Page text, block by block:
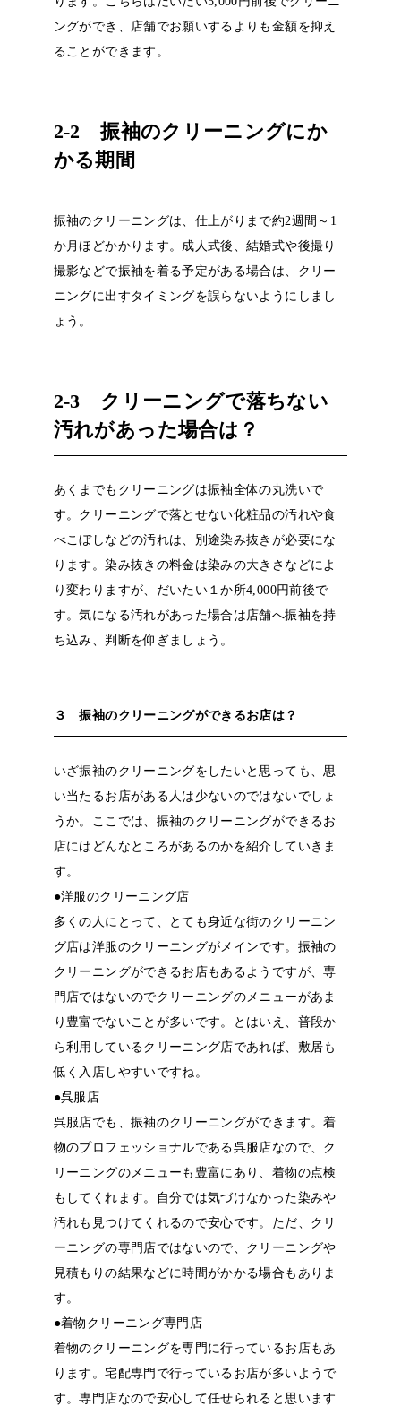
ングができ、店舗でお願いするよりも金額を抑え
ることができます。
2-2 振袖のクリーニングにか
かる期間
振袖のクリーニングは、仕上がりまで約2週間～ 1
か月ほどかかります。成人式後、結婚式や後撮り
撮影などで振袖を着る予定がある場合は、クリー
ニングに出すタイミングを誤らないようにしまし
ょう。
2-3 クリーニングで落ちない
汚れがあった場合は？
あくまでもクリーニングは振袖全体の丸洗いで
す。クリーニングで落とせない化粧品の汚れや食
べこぼしなどの汚れは、別途染み抜きが必要にな
ります。染み抜きの料金は染みの大きさなどによ
り変わりますが、だいたい１か所4,000円前後で
す。気になる汚れがあった場合は店舗へ振袖を持
ち込み、判断を仰ぎましょう。
３ 振袖のクリーニングができるお店は？
いざ振袖のクリーニングをしたいと思っても、思
い当たるお店がある人は少ないのではないでしょ
うか。ここでは、振袖のクリーニングができるお
店にはどんなところがあるのかを紹介していきま
す。
●洋服のクリーニング店
多くの人にとって、とても身近な街のクリーニン
グ店は洋服のクリーニングがメインです。振袖の
クリーニングができるお店もあるようですが、専
門店ではないのでクリーニングのメニューがあま
り豊富でないことが多いです。とはいえ、普段か
ら利用しているクリーニング店であれば、敷居も
低く入店しやすいですね。
●呉服店
呉服店でも、振袖のクリーニングができます。着
物のプロフェッショナルである呉服店なので、ク
リーニングのメニューも豊富にあり、着物の点検
もしてくれます。自分では気づけなかった染みや
汚れも見つけてくれるので安心です。ただ、クリ
ーニングの専門店ではないので、クリーニングや
見積もりの結果などに時間がかかる場合もありま
す。
●着物クリーニング専門店
着物のクリーニングを専門に行っているお店もあ
ります。宅配専門で行っているお店が多いようで
す。専門店なので安心して任せられると思います